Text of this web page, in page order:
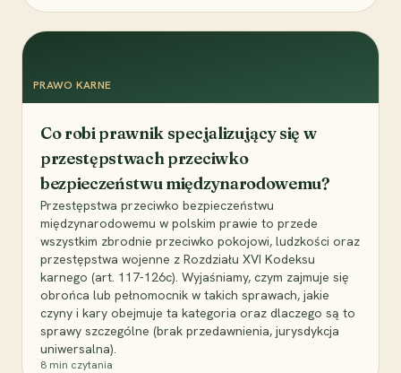
PRAWO KARNE
Co robi prawnik specjalizujący się w
przestępstwach przeciwko
bezpieczeństwu międzynarodowemu?
Przestępstwa przeciwko bezpieczeństwu
międzynarodowemu w polskim prawie to przede
wszystkim zbrodnie przeciwko pokojowi, ludzkości oraz
przestępstwa wojenne z Rozdziału XVI Kodeksu
karnego (art. 117-126c). Wyjaśniamy, czym zajmuje się
obrońca lub pełnomocnik w takich sprawach, jakie
czyny i kary obejmuje ta kategoria oraz dlaczego są to
sprawy szczególne (brak przedawnienia, jurysdykcja
uniwersalna).
8 min czytania